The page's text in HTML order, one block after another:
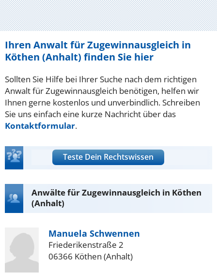
Ihren Anwalt für Zugewinnausgleich in
Köthen (Anhalt) finden Sie hier
Sollten Sie Hilfe bei Ihrer Suche nach dem richtigen
Anwalt für Zugewinnausgleich benötigen, helfen wir
Ihnen gerne kostenlos und unverbindlich. Schreiben
Sie uns einfach eine kurze Nachricht über das
Kontaktformular.
Teste Dein Rechtswissen
Anwälte für Zugewinnausgleich in Köthen
(Anhalt)
Manuela Schwennen
Friederikenstraße 2
06366 Köthen (Anhalt)